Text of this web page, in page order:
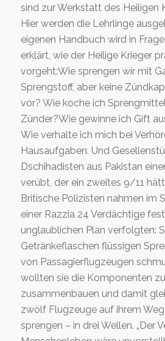
sind zur Werkstatt des Heiligen
Hier werden die Lehrlinge
eigenen Handbuch wird in
erklärt, wie der Heilige Krieger
vorgeht:Wie sprengen wir mit
Sprengstoff, aber keine
vor? Wie koche ich
Zünder?Wie gewinne ich Gift
Wie verhalte ich mich bei
Hausaufgaben. Und
Dschihadisten aus Pakistan
verübt, der ein zweites 9/11
Britische Polizisten nahmen im
einer Razzia 24 Verdächtige
unglaublichen Plan verfolgten:
Getränkeflaschen flüssigen
von Passagierflugzeugen
wollten sie die Komponenten
zusammenbauen und damit
zwölf Flugzeuge auf ihrem
sprengen – in drei Wellen. „Der